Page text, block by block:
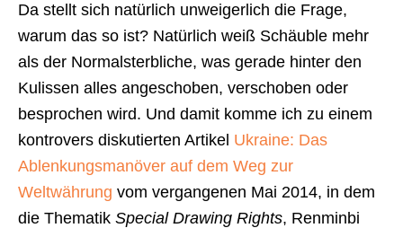
Da stellt sich natürlich unweigerlich die Frage,
warum das so ist? Natürlich weiß Schäuble mehr
als der Normalsterbliche, was gerade hinter den
Kulissen alles angeschoben, verschoben oder
besprochen wird. Und damit komme ich zu einem
kontrovers diskutierten Artikel Ukraine: Das
Ablenkungsmanöver auf dem Weg zur
Weltwährung vom vergangenen Mai 2014, in dem
die Thematik Special Drawing Rights, Renminbi